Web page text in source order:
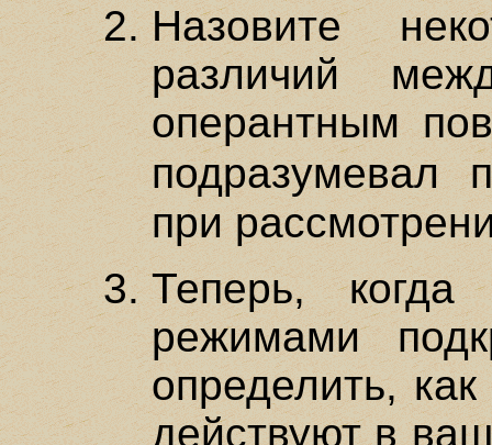
Назовите
различий
оперантным
при
Теперь,
режимами
определить,
действуют в